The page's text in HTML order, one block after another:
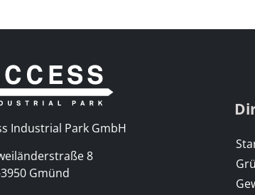
Industrial Park GmbH
8
Gmünd